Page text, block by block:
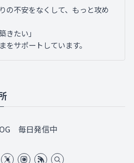
の不安をなくして、もっと攻め
きたい」
をサポートしています。
毎日発信中